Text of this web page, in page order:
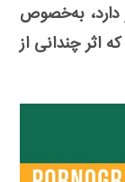
به‌خصوص
اثر چندانی از